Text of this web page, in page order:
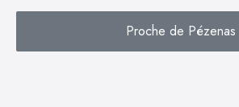
Proche de Pézenas